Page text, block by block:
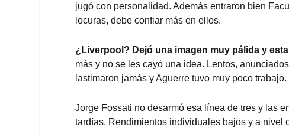
jugó con personalidad. Además entraron bien
locuras, debe confiar más en ellos.
¿Liverpool? Dejó una imagen muy pálida y
más y no se les cayó una idea. Lentos,
lastimaron jamás y Aguerre tuvo muy poco trabajo.
Jorge Fossati no desarmó esa línea de tres y las
tardías. Rendimientos individuales bajos y a nivel